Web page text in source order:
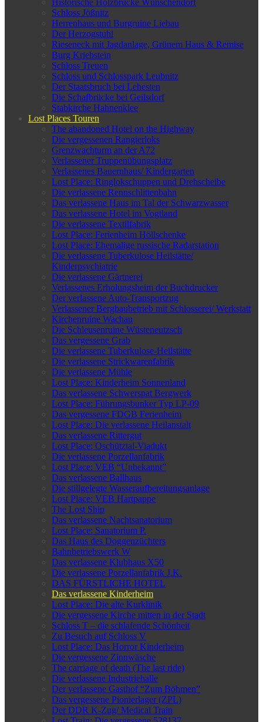
Historische Holzbrücke Wünschendorf
Schloss Jößnitz
Herrenhaus und Burgruine Liebau
Der Herzogstuhl
Rieseneck mit Jagdanlage, Grünem Haus & Remise
Burg Kriebstein
Schloss Treuen
Schloss und Schlosspark Leubnitz
Der Staatsbruch bei Lehesten
Die Schafbrücke bei Geilsdorf
Stabkirche Hahnenklee
Lost Places Touren
The abandoned Hotel on the Highway
Die vergessenen Rangierloks
Grenzwachturm an der A72
Verlassener Truppenübungsplatz
Verlassenes Bauernhaus/ Kindergarten
Lost Place: Ringlokschuppen und Drehscheibe
Die verlassene Rennschlittenbahn
Das verlassene Haus im Tal der Schwarzwasser
Das verlassene Hotel im Vogtland
Die verlassene Textilfabrik
Lost Place: Ferienheim Höllschenke
Lost Place: Ehemalige russische Radarstation
Die verlassene Tuberkulose Heilstätte/
Kinderpsychiatrie
Die verlassene Gärtnerei
Verlassenes Erholungsheim der Buchdrucker
Der verlassene Auto-Transportzug
Verlassener Bergbaubetrieb mit Schlosserei/ Werkstatt
Kirchenruine Wachau
Die Schleusenruine Wüsteneutzsch
Das vergessene Grab
Die verlassene Tuberkulose-Heilstätte
Die verlassene Strickwarenfabrik
Die verlassene Mühle
Lost Place: Kinderheim Sonnenland
Das verlassene Schwerspat Bergwerk
Lost Place: Führungsbunker Typ LP-09
Das vergessene FDGB Ferienheim
Lost Place: Die verlassene Heilanstalt
Das verlassene Rittergut
Lost Place: Oschütztal-Viadukt
Die verlassene Porzellanfabrik
Lost Place: VEB “Unbekannt”
Das verlassene Ballhaus
Die stillgelegte Wasseraufbereitungsanlage
Lost Place: VEB Hartpappe
The Lost Ship
Das verlassene Nachtsanatorium
Lost Place: Sanatorium P.
Das Haus des Doggenzüchters
Bahnbetriebswerk W
Das verlassene Klubhaus X50
Die verlassene Porzellanfabrik J.K.
DAS FÜRSTLICHE HOTEL
Das verlassene Kinderheim
Lost Place: Die alte Kurklinik
Die vergessene Kirche mitten in der Stadt
Schloss T – die schlafende Schönheit
Zu Besuch auf Schloss V
Lost Place: Das Horror Kinderheim
Die vergessene Zinnwäsche
The carriage of death (The last ride)
Die verlassene Industriehalle
Der verlassene Gasthof “Zum Böhmen”
Das vergessene Pionierlager (ZPL)
Der DDR K-Zug/ Medical Train